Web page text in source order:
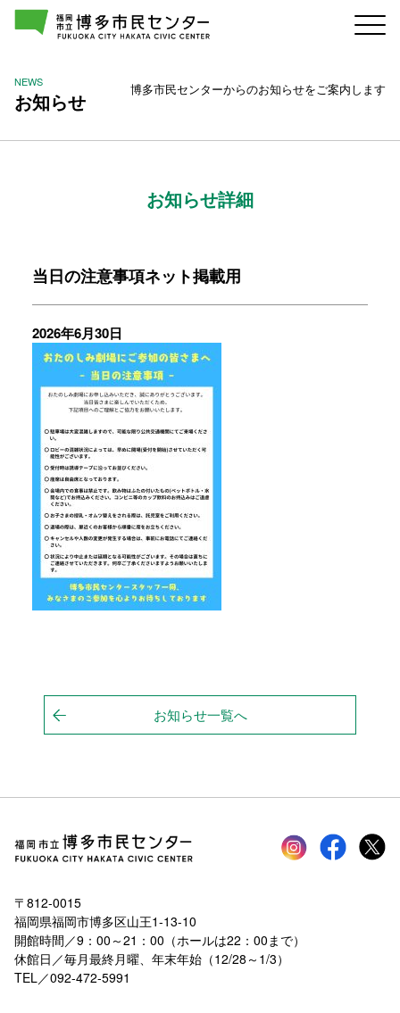
NEWS
お知らせ 博多市民センターからのお知らせをご案内します
お知らせ詳細
当日の注意事項ネット掲載用
2026年6月30日
お知らせ一覧へ
Instagramfacebook
〒812-0015
福岡県福岡市博多区山王1-13-10
開館時間／9：00～21：00（ホールは22：00まで）
休館日／毎月最終月曜、年末年始（12/28～1/3）
TEL／092-472-5991